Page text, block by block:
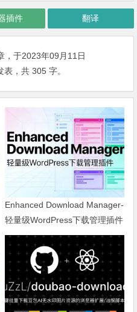
插件 翻译
，于2023年09月11日
表，共 305 字。
Enhanced Download Manager-
轻量级WordPress下载管理插件